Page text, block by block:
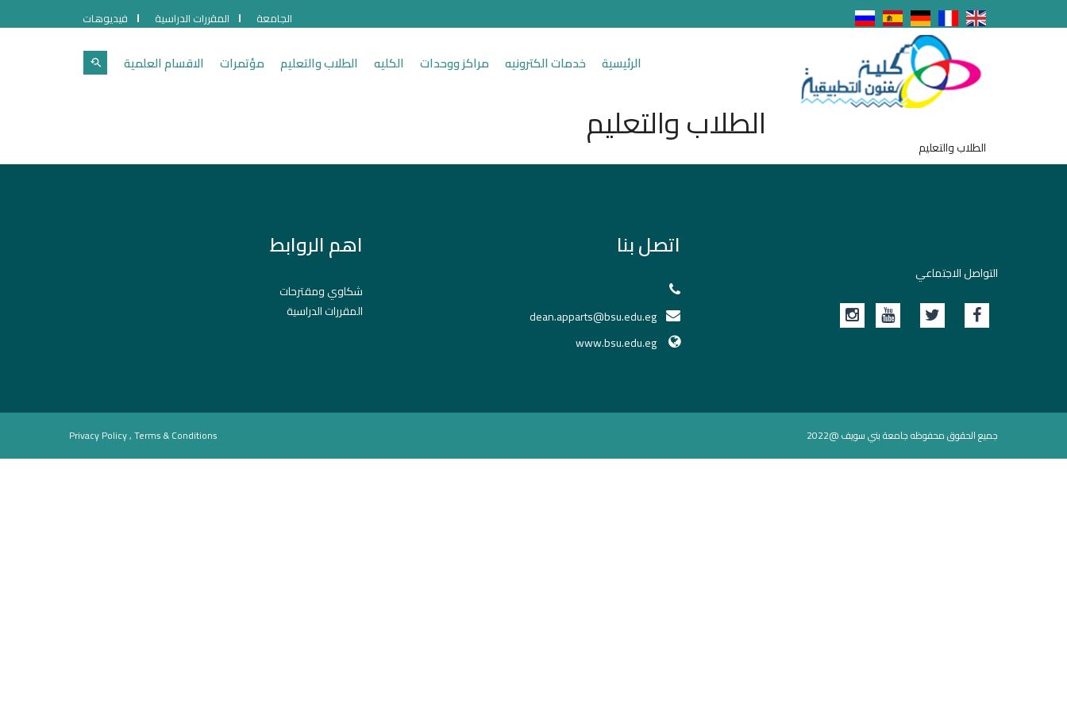
الجامعة المقررات الدراسية فيديوهات
الرئيسية خدمات الكترونيه مراكز ووحدات الكليه الطلاب والتعليم مؤتمرات الاقسام العلمية
الطلاب والتعليم الطلاب والتعليم
التواصل الاجتماعي
اتصل بنا
dean.apparts@bsu.edu.eg
www.bsu.edu.eg
اهم الروابط
شكاوي ومقترحات
المقررات الدراسية
جميع الحقوق محفوظه جامعة بني سويف @2022 Privacy Policy , Terms & Conditions